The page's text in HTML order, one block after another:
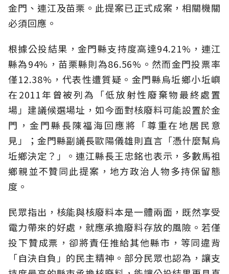
金門、連江及苗栗。此提案已正式成案，相關機關
必須回應。
根據公投結果，金門縣支持度高達94.21%，連江
縣為94%，苗栗縣則為86.56%。然而金門投票率
僅12.38%，代表性遭質疑。金門縣烏坵鄉小坵嶼
在2011年曾被列為「低放射性廢棄物最終處置
場」建議候選場址，如今面對核廢料可能設置於金
門，金門縣長陳福海回應將「尊重在地居民意
見」；金門縣副議長歐陽儀雄則直言「憑什麼幫烏
坵鄉決定？」。連江縣長王忠銘也表示，多數馬祖
鄉親並不贊同此提案，地方政治人物多持保留態
度。
民眾指出，核能與核廢料本是一體兩面，既然享受
電力帶來的好處，就應承擔廢料存放的風險。若僅
投下贊成票，卻將責任推給其他縣市，等同違背
「自決自負」的民主精神。部分民眾也認為，讓支